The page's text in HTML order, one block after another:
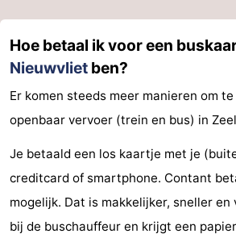
Hoe betaal ik voor een
Nieuwvliet ben?
Er komen steeds meer manieren om
openbaar vervoer (trein en bus) in
Je betaald een los kaartje met je
creditcard of smartphone. Contant
mogelijk. Dat is makkelijker, sneller
bij de buschauffeur en krijgt een